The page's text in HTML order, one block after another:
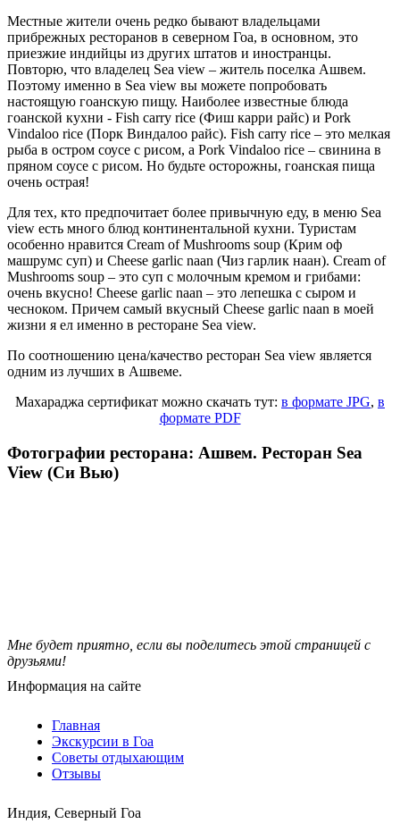
Местные жители очень редко бывают владельцами
прибрежных ресторанов в северном Гоа, в основном, это
приезжие индийцы из других штатов и иностранцы.
Повторю, что владелец Sea view – житель поселка Ашвем.
Поэтому именно в Sea view вы можете попробовать
настоящую гоанскую пищу. Наиболее известные блюда
гоанской кухни - Fish carry rice (Фиш карри райс) и Pork
Vindaloo rice (Порк Виндалоо райс). Fish carry rice – это мелкая
рыба в остром соусе с рисом, а Pork Vindaloo rice – свинина в
пряном соусе с рисом. Но будьте осторожны, гоанская пища
очень острая!
Для тех, кто предпочитает более привычную еду, в меню Sea
view есть много блюд континентальной кухни. Туристам
особенно нравится Cream of Mushrooms soup (Крим оф
машрумс суп) и Cheese garlic naan (Чиз гарлик наан). Cream of
Mushrooms soup – это суп с молочным кремом и грибами:
очень вкусно! Cheese garlic naan – это лепешка с сыром и
чесноком. Причем самый вкусный Cheese garlic naan в моей
жизни я ел именно в ресторане Sea view.
По соотношению цена/качество ресторан Sea view является
одним из лучших в Ашвеме.
Махараджа сертификат можно скачать тут: в формате JPG, в
формате PDF
Фотографии ресторана: Ашвем. Ресторан Sea
View (Си Вью)
Мне будет приятно, если вы поделитесь этой страницей с
друзьями!
Информация на сайте
Главная
Экскурсии в Гоа
Советы отдыхающим
Отзывы
Индия, Северный Гоа